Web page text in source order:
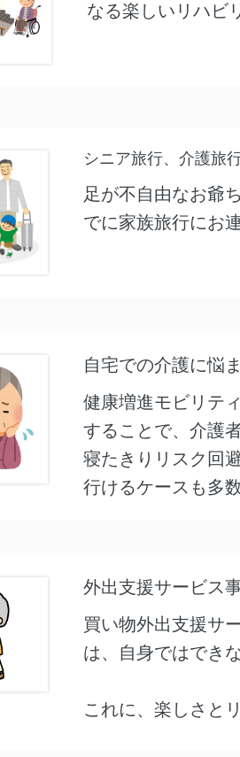
なる楽しいリハビ
シニア旅行、介護旅
足が不自由なお爺
でに家族旅行にお
自宅での介護に悩
健康増進モビリテ
することで、介護
寝たきりリスク回
行けるケースも多
外出支援サービス
買い物外出支援サ
は、自身ではでき
これに、楽しさと